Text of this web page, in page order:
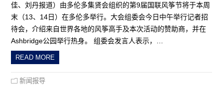
佳、刘丹报道）由多伦多集贤会组织的第9届国联风筝节将于本周
末（13、14日）在多伦多举行。大会组委会今日中午举行记者招
待会，介绍来自世界各地的风筝高手及本次活动的赞助商，并在
Ashbridge公园举行热身。 组委会发言人表示，…
READ MORE
新闻报导